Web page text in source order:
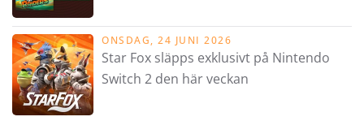
ONSDAG, 24 JUNI 2026
Star Fox släpps exklusivt på Nintendo
Switch 2 den här veckan